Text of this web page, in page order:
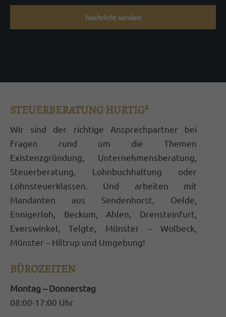
Nachricht senden
STEUERBERATUNG HURTIG²
Wir sind der richtige Ansprechpartner bei
Fragen rund um die Themen
Existenzgründung, Unternehmensberatung,
Steuerberatung, Lohnbuchhaltung oder
Lohnsteuerklassen. Und arbeiten mit
Mandanten aus Sendenhorst, Oelde,
Ennigerloh, Beckum, Ahlen, Drensteinfurt,
Everswinkel, Telgte, Münster – Wolbeck,
Münster – Hiltrup und Umgebung!
BÜROZEITEN
Montag – Donnerstag
08:00-17:00 Uhr